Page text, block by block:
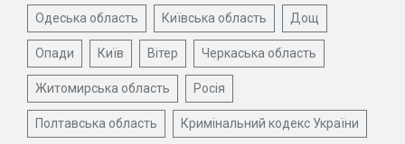
Одеська область Київська область Дощ
Опади Київ Вітер Черкаська область
Житомирська область Росія
Полтавська область Кримінальний кодекс України